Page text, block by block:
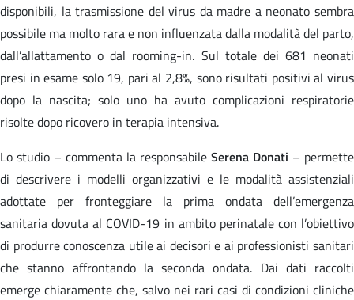
disponibili, la trasmissione del virus da madre a neonato sembra
possibile ma molto rara e non influenzata dalla modalità del parto,
dall’allattamento o dal rooming-in. Sul totale dei 681 neonati
presi in esame solo 19, pari al 2,8%, sono risultati positivi al virus
dopo la nascita; solo uno ha avuto complicazioni respiratorie
risolte dopo ricovero in terapia intensiva.
Lo studio – commenta la responsabile Serena Donati – permette
di descrivere i modelli organizzativi e le modalità assistenziali
adottate per fronteggiare la prima ondata dell’emergenza
sanitaria dovuta al COVID-19 in ambito perinatale con l’obiettivo
di produrre conoscenza utile ai decisori e ai professionisti sanitari
che stanno affrontando la seconda ondata. Dai dati raccolti
emerge chiaramente che, salvo nei rari casi di condizioni cliniche